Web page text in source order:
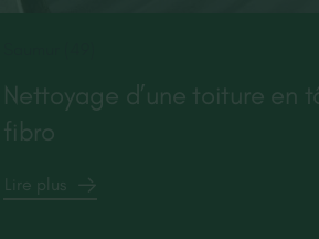
Nettoyage d’une toiture en
fibro
Lire plus